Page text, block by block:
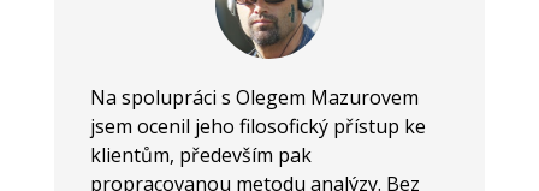
Na spolupráci s Olegem Mazurovem
jsem ocenil jeho filosofický přístup ke
klientům, především pak
propracovanou metodu analýzy. Bez